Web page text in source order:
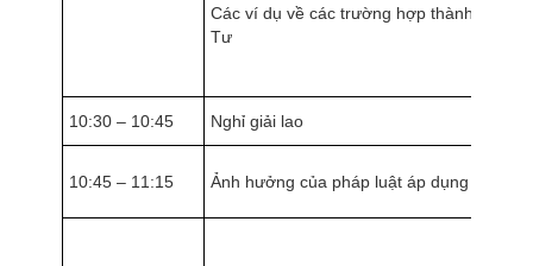
Các ví dụ về các trường hợp thành công
Tư
10:30 – 10:45 Nghỉ giải lao
10:45 – 11:15 Ảnh hưởng của pháp luật áp dụng Việt